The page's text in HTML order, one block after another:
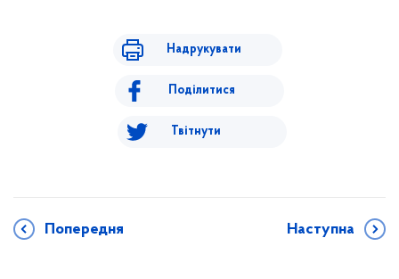
Надрукувати
Поділитися
Твітнути
Попередня Наступна